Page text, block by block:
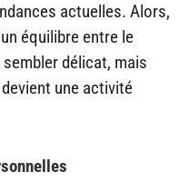
actuelles. Alors,
équilibre entre le
délicat, mais
une activité